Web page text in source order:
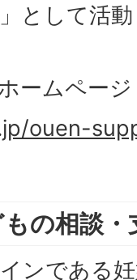
として活
ームページ
ouen-
もの相談
ンである